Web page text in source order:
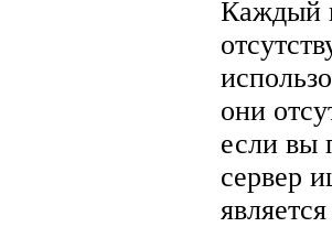
Каждый
они
если вы
сервер